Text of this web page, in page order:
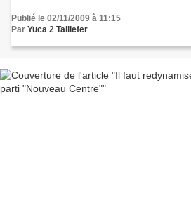
Publié le 02/11/2009 à 11:15
Par Yuca 2 Taillefer